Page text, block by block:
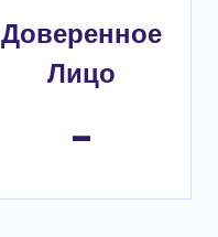
Доверенное
Лицо
-